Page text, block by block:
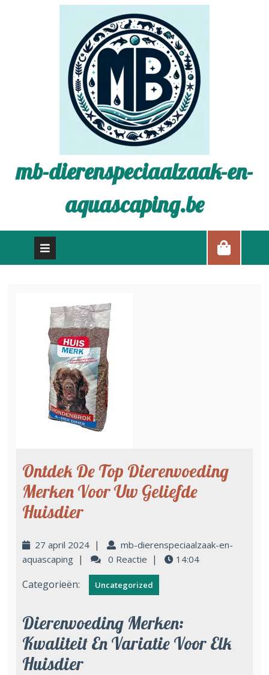
mb-dierenspeciaalzaak-en-
aquascaping.be
Ontdek De Top Dierenvoeding
Merken Voor Uw Geliefde
Huisdier
27 april 2024 |
mb-dierenspeciaalzaak-en-
aquascaping | 0 Reactie | 14:04
Categorieën: Uncategorized
Dierenvoeding Merken:
Kwaliteit En Variatie Voor Elk
Huisdier